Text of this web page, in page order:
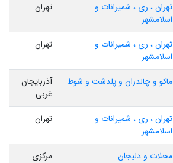
تهران ، ری ، شمیرانات و
اسلامشهر
تهران
تهران ، ری ، شمیرانات و
اسلامشهر
تهران
ماکو و چالدران و پلدشت و شوط
آذربایجان
غربی
تهران ، ری ، شمیرانات و
اسلامشهر
تهران
محلات و دلیجان
مرکزی